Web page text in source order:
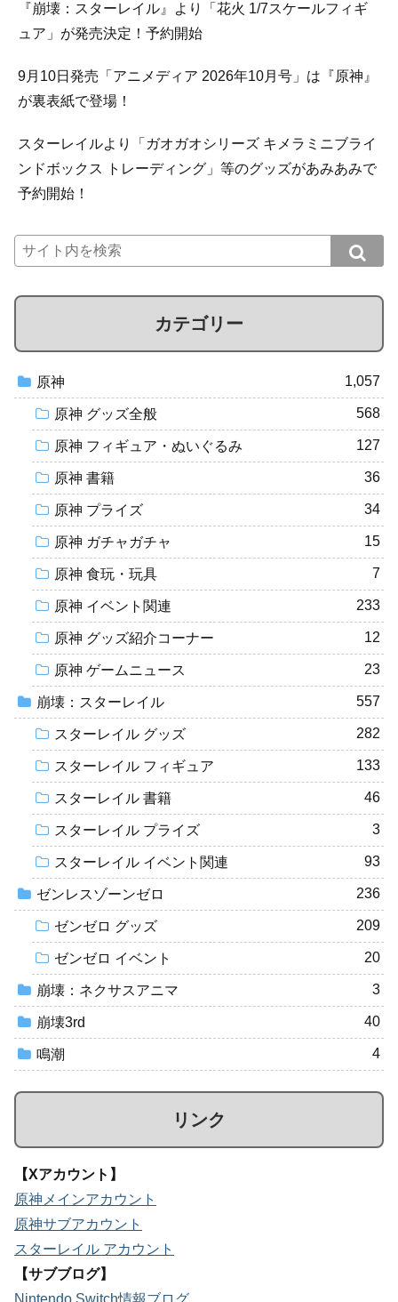
『崩壊：スターレイル』より「花火 1/7スケールフィギ
ュア」が発売決定！予約開始
9月10日発売「アニメディア 2026年10月号」は『原神』
が裏表紙で登場！
スターレイルより「ガオガオシリーズ キメラミニブライ
ンドボックス トレーディング」等のグッズがあみあみで
予約開始！
カテゴリー
原神 1,057
原神 グッズ全般 568
原神 フィギュア・ぬいぐるみ 127
原神 書籍 36
原神 プライズ 34
原神 ガチャガチャ 15
原神 食玩・玩具 7
原神 イベント関連 233
原神 グッズ紹介コーナー 12
原神 ゲームニュース 23
崩壊：スターレイル 557
スターレイル グッズ 282
スターレイル フィギュア 133
スターレイル 書籍 46
スターレイル プライズ 3
スターレイル イベント関連 93
ゼンレスゾーンゼロ 236
ゼンゼロ グッズ 209
ゼンゼロ イベント 20
崩壊：ネクサスアニマ 3
崩壊3rd 40
鳴潮 4
リンク
【Xアカウント】
原神メインアカウント
原神サブアカウント
スターレイル アカウント
【サブブログ】
Nintendo Switch情報ブログ